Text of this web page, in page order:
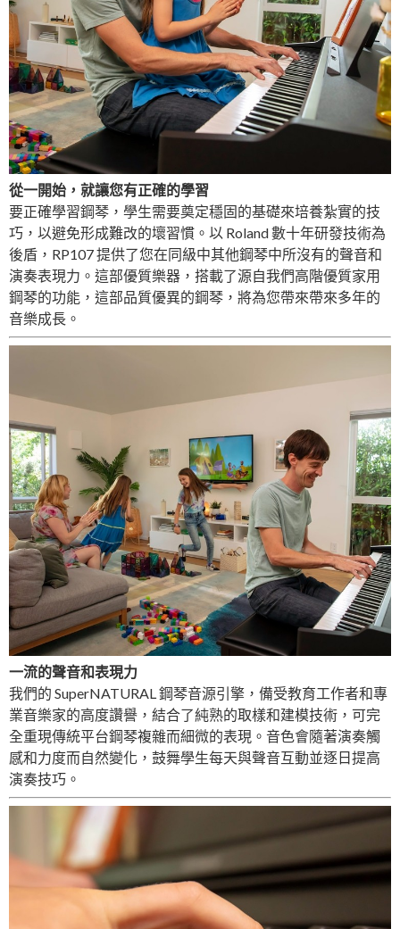
從一開始，就讓您有正確的學習
要正確學習鋼琴，學生需要奠定穩固的基礎來培養紮實的技
巧，以避免形成難改的壞習慣。以 Roland 數十年研發技術為
後盾，RP107 提供了您在同級中其他鋼琴中所沒有的聲音和
演奏表現力。這部優質樂器，搭載了源自我們高階優質家用
鋼琴的功能，這部品質優異的鋼琴，將為您帶來帶來多年的
音樂成長。
一流的聲音和表現力
我們的 SuperNATURAL 鋼琴音源引擎，備受教育工作者和專
業音樂家的高度讚譽，結合了純熟的取樣和建模技術，可完
全重現傳統平台鋼琴複雜而細微的表現。音色會隨著演奏觸
感和力度而自然變化，鼓舞學生每天與聲音互動並逐日提高
演奏技巧。